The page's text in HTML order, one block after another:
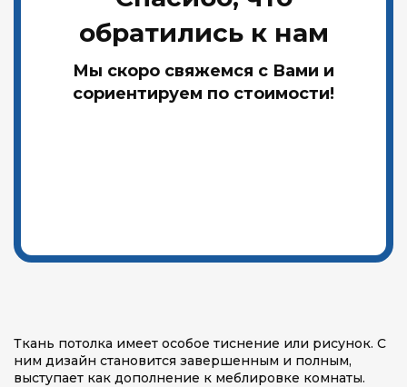
обратились к нам
Мы скоро свяжемся с Вами и
сориентируем по стоимости!
Ткань потолка имеет особое тиснение или рисунок. С
ним дизайн становится завершенным и полным,
выступает как дополнение к меблировке комнаты.